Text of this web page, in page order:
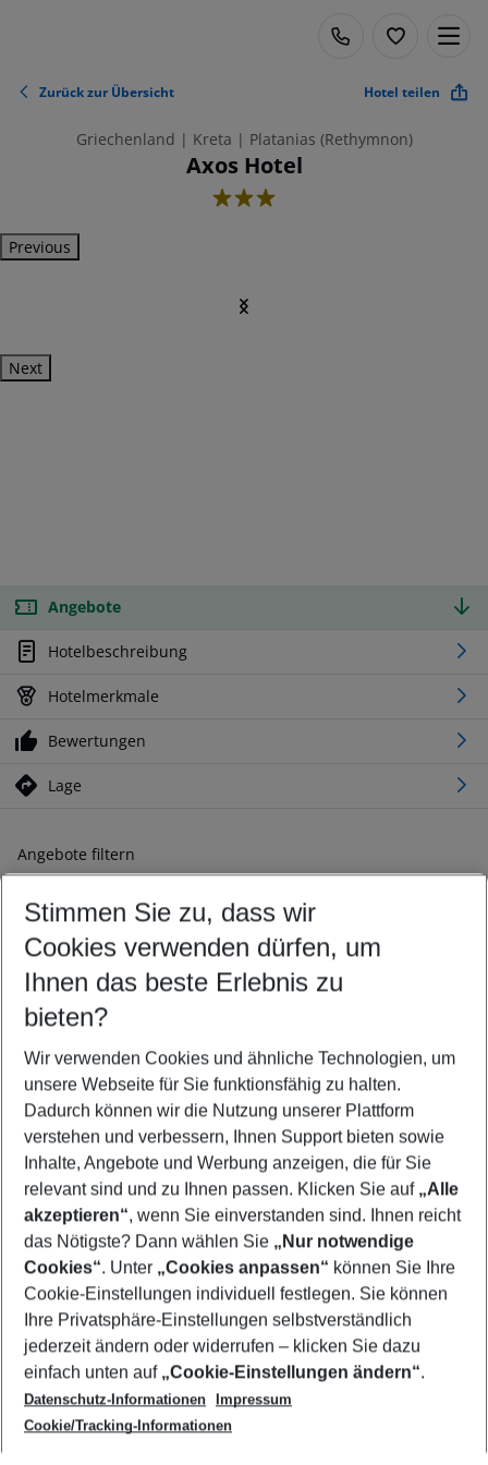
Zurück zur Übersicht Hotel teilen
Griechenland | Kreta | Platanias (Rethymnon)
Axos Hotel
3
Previous
Next
Angebote
Hotelbeschreibung
Hotelmerkmale
Bewertungen
Lage
Angebote filtern
Ändern Sie Ihre Kriterien nach Ihren Wünschen
Abflughafen wählen
Beliebiger Abflughafen
Reisezeitraum wählen
08.08.26– 06.08.27 5-8 Nächte
2 Erwachsene Keine Kinder
Mehr Filter anzeigen
Footer
Footer navigation
Über uns
AGB
Cookie-Einstellungen ändern
Cookie-Richtlinie
Datenschutz
Service & Hilfe
Barrierefreies Reisen
Check-in
Folgen Sie uns
Stimmen Sie zu, dass wir
Cookies verwenden dürfen, um
Ihnen das beste Erlebnis zu
bieten?
Wir verwenden Cookies und ähnliche Technologien, um
unsere Webseite für Sie funktionsfähig zu halten.
Dadurch können wir die Nutzung unserer Plattform
verstehen und verbessern, Ihnen Support bieten sowie
Inhalte, Angebote und Werbung anzeigen, die für Sie
relevant sind und zu Ihnen passen. Klicken Sie auf „Alle
akzeptieren“, wenn Sie einverstanden sind. Ihnen reicht
das Nötigste? Dann wählen Sie „Nur notwendige
Cookies“. Unter „Cookies anpassen“ können Sie Ihre
Cookie-Einstellungen individuell festlegen. Sie können
Ihre Privatsphäre-Einstellungen selbstverständlich
jederzeit ändern oder widerrufen – klicken Sie dazu
einfach unten auf „Cookie-Einstellungen ändern“.
Datenschutz-Informationen
Impressum
Cookie/Tracking-Informationen